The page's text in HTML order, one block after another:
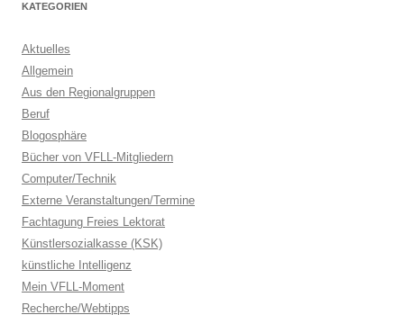
KATEGORIEN
Aktuelles
Allgemein
Aus den Regionalgruppen
Beruf
Blogosphäre
Bücher von VFLL-Mitgliedern
Computer/Technik
Externe Veranstaltungen/Termine
Fachtagung Freies Lektorat
Künstlersozialkasse (KSK)
künstliche Intelligenz
Mein VFLL-Moment
Recherche/Webtipps